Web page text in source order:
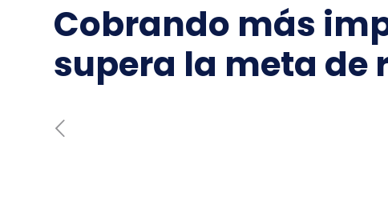
Cobrando más
supera la meta de